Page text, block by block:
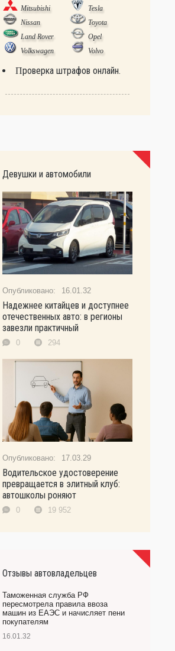
Mitsubishi
Tesla
Nissan
Toyota
Land Rover
Opel
Volkswagen
Volvo
Проверка штрафов онлайн.
Девушки и автомобили
16.01.32
Надежнее китайцев и доступнее
отечественных авто: в регионы
завезли практичный
0 294
17.03.29
Водительское удостоверение
превращается в элитный клуб:
автошколы роняют
0 19 952
Отзывы автовладельцев
Таможенная служба РФ
пересмотрела правила ввоза
машин из ЕАЭС и начисляет пени
покупателям
16.01.32